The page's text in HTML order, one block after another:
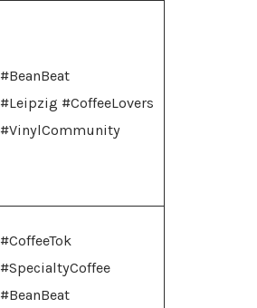
#BeanBeat
#Leipzig #CoffeeLovers
#VinylCommunity
#CoffeeTok
#SpecialtyCoffee
#BeanBeat